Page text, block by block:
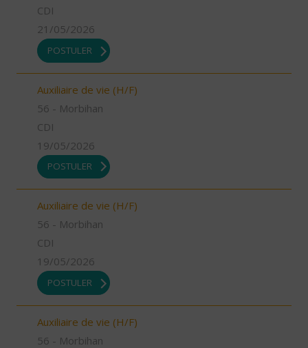
CDI
21/05/2026
POSTULER
Auxiliaire de vie (H/F)
56 - Morbihan
CDI
19/05/2026
POSTULER
Auxiliaire de vie (H/F)
56 - Morbihan
CDI
19/05/2026
POSTULER
Auxiliaire de vie (H/F)
56 - Morbihan